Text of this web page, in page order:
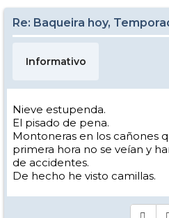
Re: Baqueira hoy,
Informativo
Nieve estupenda.
El pisado de pena.
Montoneras en los cañones
primera hora no se veían y
de accidentes.
De hecho he visto camillas.